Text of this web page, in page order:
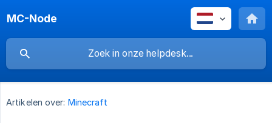
MC-Node
Artikelen over: Minecraft